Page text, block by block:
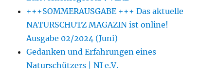
+++SOMMERAUSGABE +++ Das aktuelle
NATURSCHUTZ MAGAZIN ist online!
Ausgabe 02/2024 (Juni)
Gedanken und Erfahrungen eines
Naturschützers | NI e.V.